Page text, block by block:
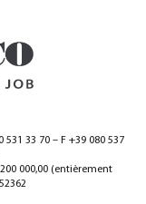
33 70 – F +39 080 537
000,00 (entièrement